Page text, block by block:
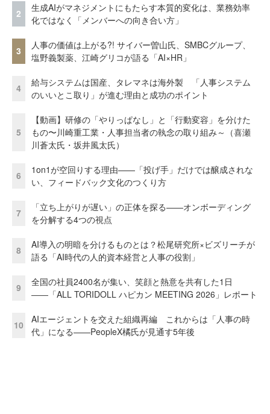
2
生成AIがマネジメントにもたらす本質的変化は、業務効率
化ではなく「メンバーへの向き合い方」
3
人事の価値は上がる?! サイバー曽山氏、SMBCグループ、
塩野義製薬、江崎グリコが語る「AI×HR」
4
給与システムは国産、タレマネは海外製 「人事システム
のいいとこ取り」が進む理由と成功のポイント
5
【動画】研修の「やりっぱなし」と「行動変容」を分けた
もの〜川崎重工業・人事担当者の執念の取り組み～（喜瀬
川蒼太氏・坂井風太氏）
6
1on1が空回りする理由——「投げ手」だけでは醸成されな
い、フィードバック文化のつくり方
7
「立ち上がりが遅い」の正体を探る——オンボーディング
を分解する4つの視点
8
AI導入の明暗を分けるものとは？松尾研究所×ビズリーチが
語る「AI時代の人的資本経営と人事の役割」
9
全国の社員2400名が集い、笑顔と熱意を共有した1日
――「ALL TORIDOLL ハピカン MEETING 2026」レポート
10
AIエージェントを交えた組織再編 これからは「人事の時
代」になる——PeopleX橘氏が見通す5年後